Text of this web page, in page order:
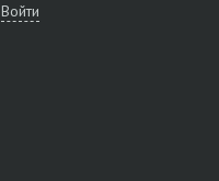
Войти